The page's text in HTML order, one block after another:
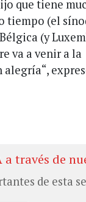
que tiene
tiempo (el
(y
va a venir a la
través de
de esta